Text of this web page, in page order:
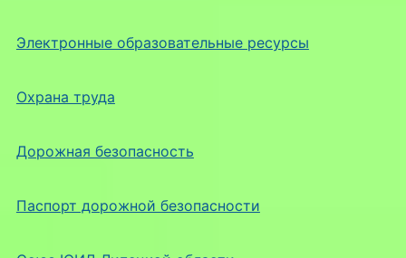
Электронные образовательные ресурсы
Охрана труда
Дорожная безопасность
Паспорт дорожной безопасности